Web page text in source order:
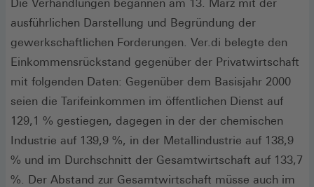
Die Verhandlungen begannen am 13. März mit der
ausführlichen Darstellung und Begründung der
gewerkschaftlichen Forderungen. Ver.di belegte den
Einkommensrückstand gegenüber der Privatwirtschaft
mit folgenden Daten: Gegenüber dem Basisjahr 2000
seien die Tarifeinkommen im öffentlichen Dienst auf
129,1 % gestiegen, dagegen in der der chemischen
Industrie auf 139,9 %, in der Metallindustrie auf 138,9
% und im Durchschnitt der Gesamtwirtschaft auf 133,7
%. Der Abstand zur Gesamtwirtschaft müsse auch im